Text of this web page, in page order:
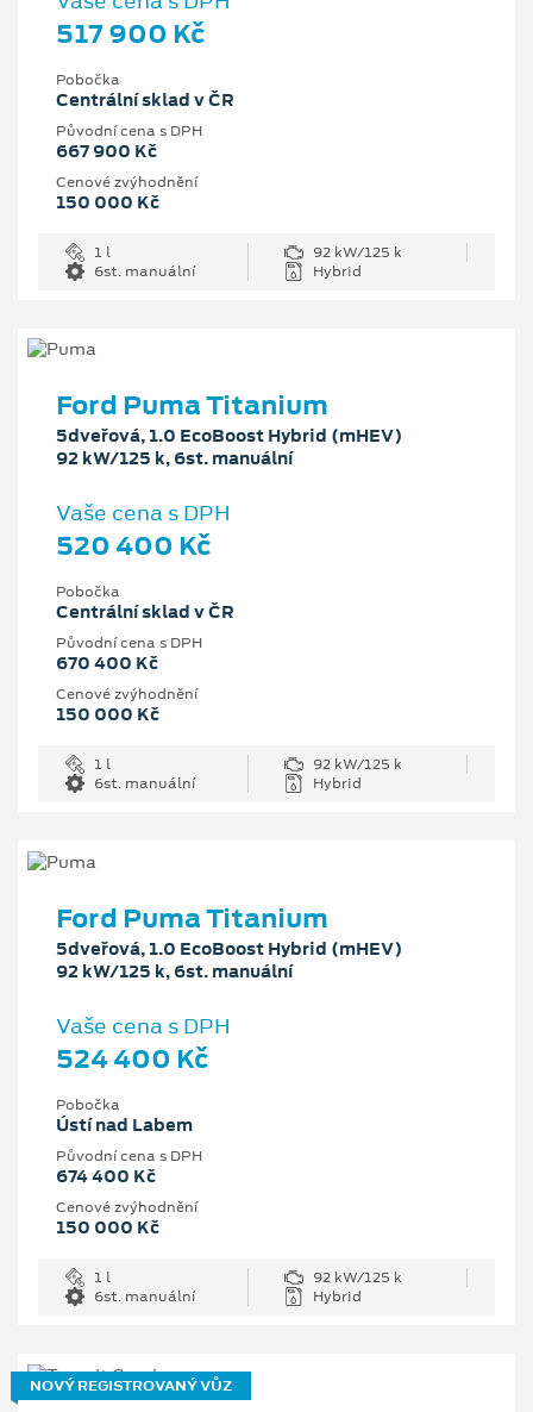
517 900 Kč
Pobočka
Centrální sklad v ČR
Původní cena s DPH
667 900 Kč
Cenové zvýhodnění
150 000 Kč
1 l
92 kW/125 k
6st. manuální
Hybrid
Ford Puma Titanium
5dveřová, 1.0 EcoBoost Hybrid (mHEV)
92 kW/125 k, 6st. manuální
Vaše cena s DPH
520 400 Kč
Pobočka
Centrální sklad v ČR
Původní cena s DPH
670 400 Kč
Cenové zvýhodnění
150 000 Kč
1 l
92 kW/125 k
6st. manuální
Hybrid
Ford Puma Titanium
5dveřová, 1.0 EcoBoost Hybrid (mHEV)
92 kW/125 k, 6st. manuální
Vaše cena s DPH
524 400 Kč
Pobočka
Ústí nad Labem
Původní cena s DPH
674 400 Kč
Cenové zvýhodnění
150 000 Kč
1 l
92 kW/125 k
6st. manuální
Hybrid
NOVÝ REGISTROVANÝ VŮZ